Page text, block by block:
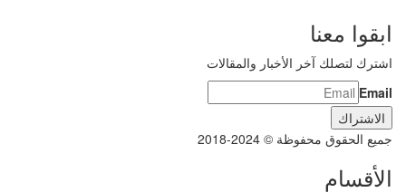
ابقوا معنا
اشترك لتصلك آخر الأخبار والمقالات
Email
جميع الحقوق محفوظة © 2024-2018
الأقسام